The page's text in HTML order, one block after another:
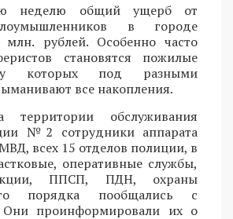
неделю общий ущерб от
в городе
рублей. Особенно часто
становятся пожилые
у которых под разными
все накопления.
территории обслуживания
№2 сотрудники аппарата
всех 15 отделов полиции, в
оперативные службы,
ППСП, ПДН, охраны
порядка пообщались с
Они проинформировали их о